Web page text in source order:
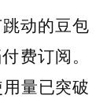
动的豆包
费订阅。
量已突破